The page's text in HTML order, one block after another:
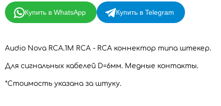
Купить в WhatsApp Купить в Telegram
Audio Nova RCA.1M RCA - RCA коннектор типа штекер.
Для сигнальных кабелей D=6мм. Медные контакты.
*Стоимость указана за штуку.